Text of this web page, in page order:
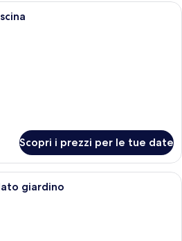
Una camera da letto con un letto,
Scopri i prezzi per le tue date
Una costruzione con tetto di paglia
giardino